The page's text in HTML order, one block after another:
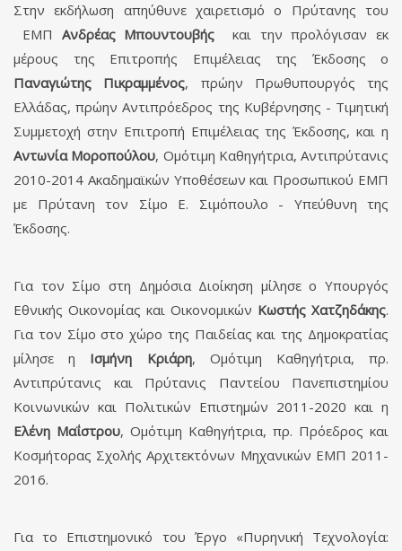
Στην εκδήλωση απηύθυνε χαιρετισμό ο Πρύτανης του
ΕΜΠ Ανδρέας Μπουντουβής και την προλόγισαν εκ
μέρους της Επιτροπής Επιμέλειας της Έκδοσης ο
Παναγιώτης Πικραμμένος, πρώην Πρωθυπουργός της
Ελλάδας, πρώην Αντιπρόεδρος της Κυβέρνησης - Τιμητική
Συμμετοχή στην Επιτροπή Επιμέλειας της Έκδοσης, και η
Αντωνία Μοροπούλου, Ομότιμη Καθηγήτρια, Αντιπρύτανις
2010-2014 Ακαδημαϊκών Υποθέσεων και Προσωπικού ΕΜΠ
με Πρύτανη τον Σίμο Ε. Σιμόπουλο - Υπεύθυνη της
Έκδοσης.
Για τον Σίμο στη Δημόσια Διοίκηση μίλησε ο Υπουργός
Εθνικής Οικονομίας και Οικονομικών Κωστής Χατζηδάκης.
Για τον Σίμο στο χώρο της Παιδείας και της Δημοκρατίας
μίλησε η Ισμήνη Κριάρη, Ομότιμη Καθηγήτρια, πρ.
Αντιπρύτανις και Πρύτανις Παντείου Πανεπιστημίου
Κοινωνικών και Πολιτικών Επιστημών 2011-2020 και η
Ελένη Μαΐστρου, Ομότιμη Καθηγήτρια, πρ. Πρόεδρος και
Κοσμήτορας Σχολής Αρχιτεκτόνων Μηχανικών ΕΜΠ 2011-
2016.
Για το Επιστημονικό του Έργο «Πυρηνική Τεχνολογία: